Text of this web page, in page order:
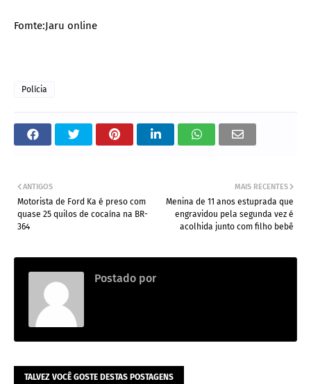
Fomte:Jaru online
Polícia
MAIS RECENTES
Menina de 11 anos estuprada que
engravidou pela segunda vez é
acolhida junto com filho bebê
ANTIGOS
Motorista de Ford Ka é preso com
quase 25 quilos de cocaína na BR-
364
Postado por
TALVEZ VOCÊ GOSTE DESTAS POSTAGENS